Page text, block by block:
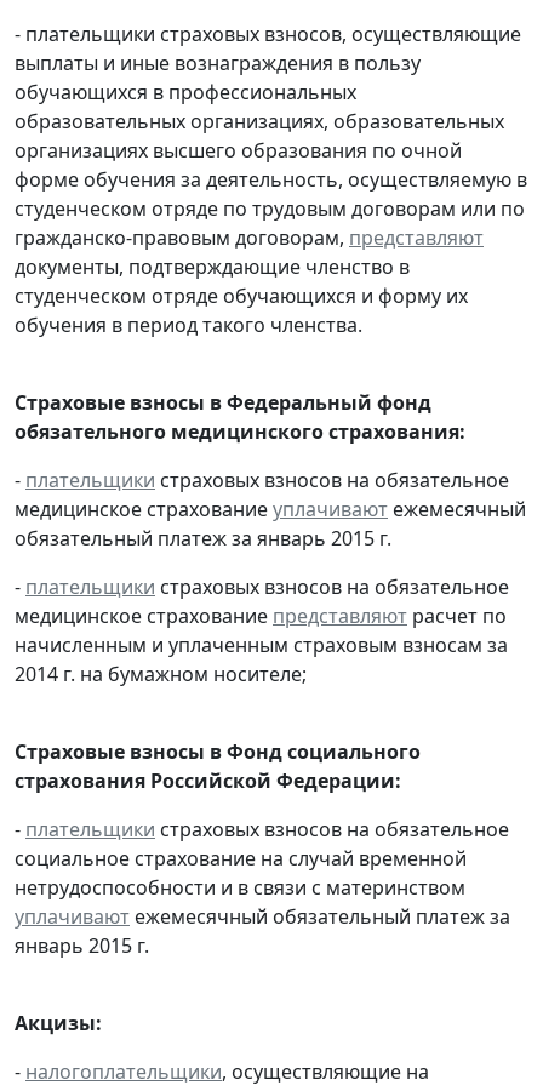
- плательщики страховых взносов, осуществляющие
выплаты и иные вознаграждения в пользу
обучающихся в профессиональных
образовательных организациях, образовательных
организациях высшего образования по очной
форме обучения за деятельность, осуществляемую в
студенческом отряде по трудовым договорам или по
гражданско-правовым договорам, представляют
документы, подтверждающие членство в
студенческом отряде обучающихся и форму их
обучения в период такого членства.
Страховые взносы в Федеральный фонд
обязательного медицинского страхования:
- плательщики страховых взносов на обязательное
медицинское страхованиеуплачивают ежемесячный
обязательный платеж за январь 2015 г.
- плательщики страховых взносов на обязательное
медицинское страхование представляют расчет по
начисленным и уплаченным страховым взносам за
2014 г. на бумажном носителе;
Страховые взносы в Фонд социального
страхования Российской Федерации:
- плательщики страховых взносов на обязательное
социальное страхование на случай временной
нетрудоспособности и в связи с материнством
уплачивают ежемесячный обязательный платеж за
январь 2015 г.
Акцизы:
- налогоплательщики, осуществляющие на